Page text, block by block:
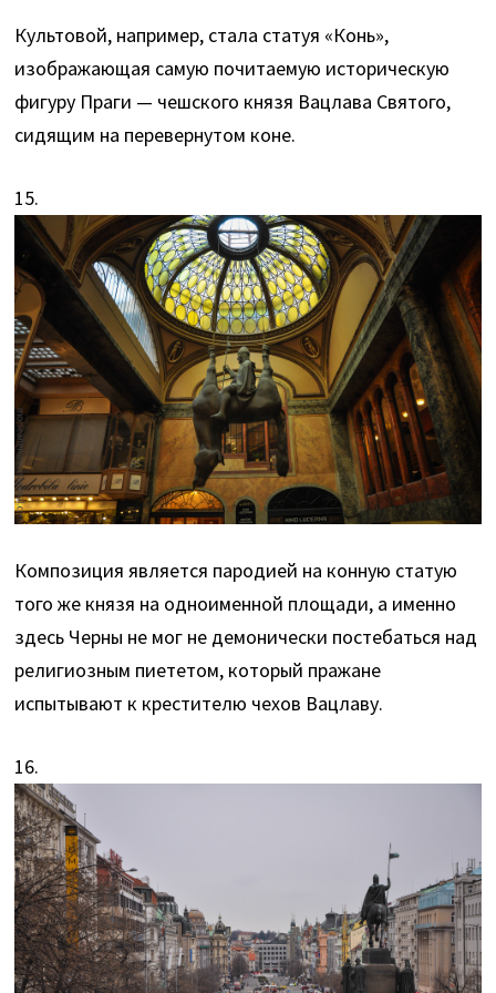
Культовой, например, стала статуя «Конь»,
изображающая самую почитаемую историческую
фигуру Праги — чешского князя Вацлава Святого,
сидящим на перевернутом коне.
15.
Композиция является пародией на конную статую
того же князя на одноименной площади, а именно
здесь Черны не мог не демонически постебаться над
религиозным пиететом, который пражане
испытывают к крестителю чехов Вацлаву.
16.